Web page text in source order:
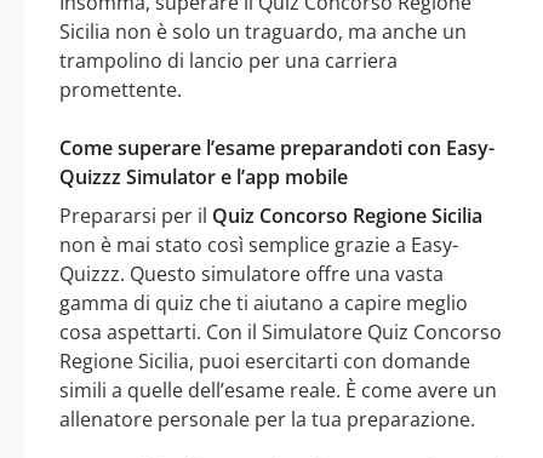
Sicilia non è solo un traguardo, ma anche un
trampolino di lancio per una carriera
promettente.
Come superare l’esame preparandoti con Easy-
Quizzz Simulator e l’app mobile
Prepararsi per il Quiz Concorso Regione Sicilia
non è mai stato così semplice grazie a Easy-
Quizzz. Questo simulatore offre una vasta
gamma di quiz che ti aiutano a capire meglio
cosa aspettarti. Con il Simulatore Quiz Concorso
Regione Sicilia, puoi esercitarti con domande
simili a quelle dell’esame reale. È come avere un
allenatore personale per la tua preparazione.